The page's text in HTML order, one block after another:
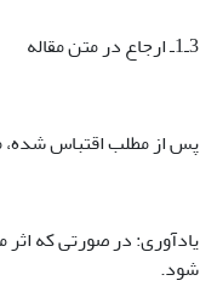
3ـ1ـ ارجاع در متن مقاله
پس از مطلب اقتباس شده،
یادآوری: در صورتی که اثر
شود.